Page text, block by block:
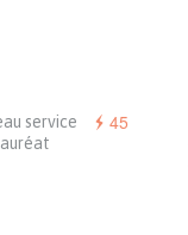
45
service